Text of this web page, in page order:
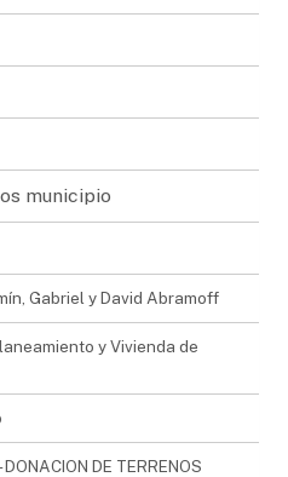
municipio
Gabriel y David Abramoff
y Vivienda de
DE TERRENOS